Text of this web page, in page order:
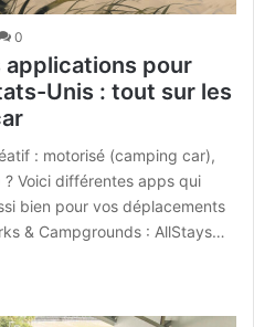
0
applications pour
Unis : tout sur les
: motorisé (camping car),
Voici différentes apps qui
bien pour vos déplacements
& Campgrounds : AllStays…